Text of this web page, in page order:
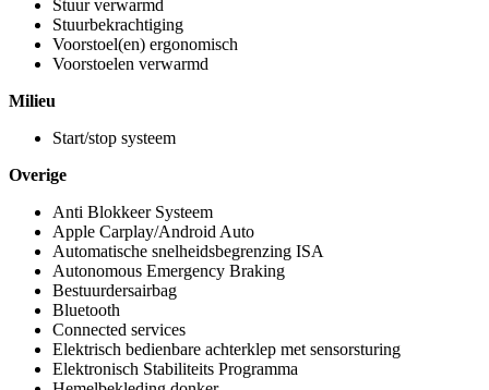
Stuur verwarmd
Stuurbekrachtiging
Voorstoel(en) ergonomisch
Voorstoelen verwarmd
Milieu
Start/stop systeem
Overige
Anti Blokkeer Systeem
Apple Carplay/Android Auto
Automatische snelheidsbegrenzing ISA
Autonomous Emergency Braking
Bestuurdersairbag
Bluetooth
Connected services
Elektrisch bedienbare achterklep met sensorsturing
Elektronisch Stabiliteits Programma